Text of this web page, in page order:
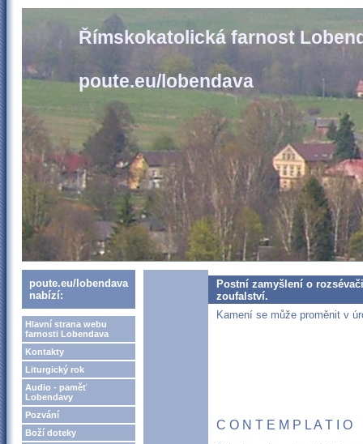
Římskokatolická farnost
poute.eu/lobendava
poute.eu/lobendava
nabízí:
Hlavní strana webu
farnosti Lobendava
Kontakty
Liturgický rok
Audio - paměť
Lobendavy
Pozvání
Boží doteky
Postní zamyšlení o
zoufalství.
Kamení se může proměnit v
C O N T E M P L A T I O